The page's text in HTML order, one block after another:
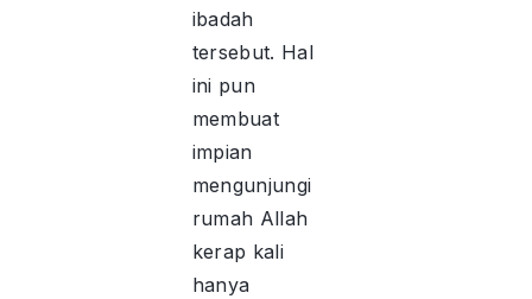
ibadah
tersebut. Hal
ini pun
membuat
impian
mengunjungi
rumah Allah
kerap kali
hanya